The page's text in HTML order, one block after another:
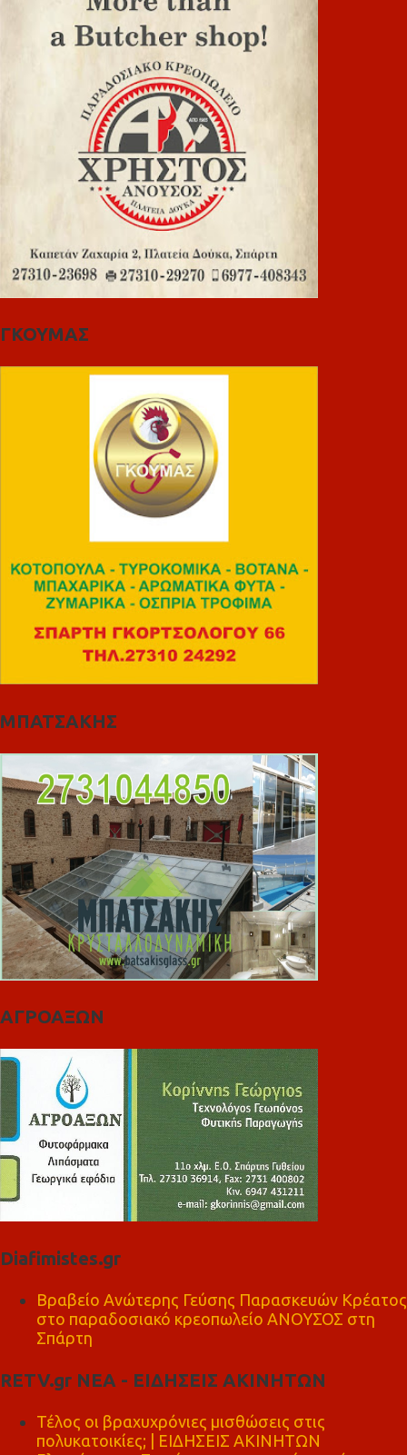
ΓΚΟΥΜΑΣ
ΜΠΑΤΣΑΚΗΣ
ΑΓΡΟΑΞΩΝ
Diafimistes.gr
Βραβείο Ανώτερης Γεύσης Παρασκευών Κρέατος
στο παραδοσιακό κρεοπωλείο ΑΝΟΥΣΟΣ στη
Σπάρτη
RETV.gr ΝΕΑ - ΕΙΔΗΣΕΙΣ ΑΚΙΝΗΤΩΝ
Τέλος οι βραχυχρόνιες μισθώσεις στις
πολυκατοικίες; | ΕΙΔΗΣΕΙΣ ΑΚΙΝΗΤΩΝ